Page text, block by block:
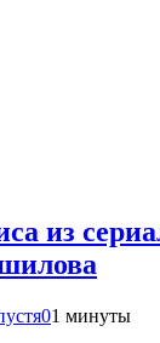
из
01 минуты